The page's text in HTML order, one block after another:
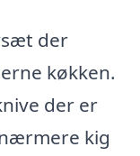
der
køkken.
der er
kig